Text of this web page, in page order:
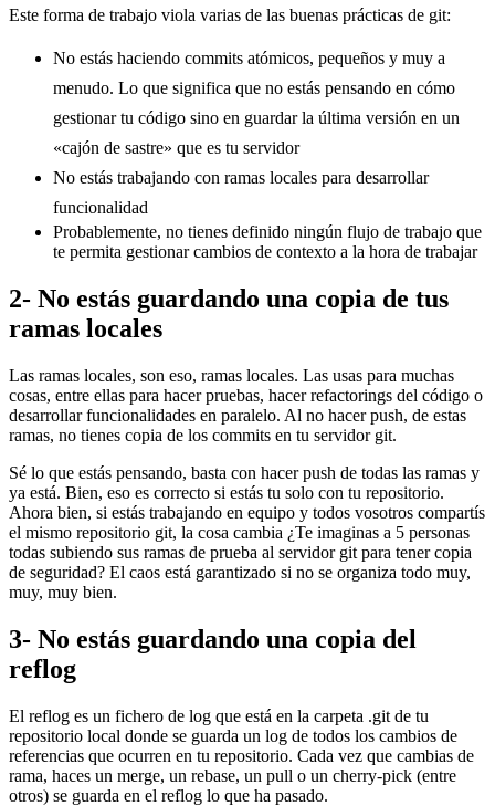
Este forma de trabajo viola varias de las buenas prácticas de git:
No estás haciendo commits atómicos, pequeños y muy a
menudo. Lo que significa que no estás pensando en cómo
gestionar tu código sino en guardar la última versión en un
«cajón de sastre» que es tu servidor
No estás trabajando con ramas locales para desarrollar
funcionalidad
Probablemente, no tienes definido ningún flujo de trabajo que
te permita gestionar cambios de contexto a la hora de trabajar
2- No estás guardando una copia de tus
ramas locales
Las ramas locales, son eso, ramas locales. Las usas para muchas
cosas, entre ellas para hacer pruebas, hacer refactorings del código o
desarrollar funcionalidades en paralelo. Al no hacer push, de estas
ramas, no tienes copia de los commits en tu servidor git.
Sé lo que estás pensando, basta con hacer push de todas las ramas y
ya está. Bien, eso es correcto si estás tu solo con tu repositorio.
Ahora bien, si estás trabajando en equipo y todos vosotros compartís
el mismo repositorio git, la cosa cambia ¿Te imaginas a 5 personas
todas subiendo sus ramas de prueba al servidor git para tener copia
de seguridad? El caos está garantizado si no se organiza todo muy,
muy, muy bien.
3- No estás guardando una copia del
reflog
El reflog es un fichero de log que está en la carpeta .git de tu
repositorio local donde se guarda un log de todos los cambios de
referencias que ocurren en tu repositorio. Cada vez que cambias de
rama, haces un merge, un rebase, un pull o un cherry-pick (entre
otros) se guarda en el reflog lo que ha pasado.